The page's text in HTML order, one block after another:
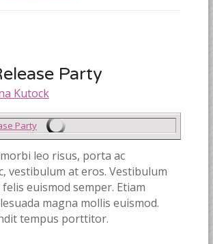
Party
Kutock
leo risus, porta ac
vestibulum at eros. Vestibulum
euismod semper. Etiam
magna mollis euismod.
tempus porttitor.